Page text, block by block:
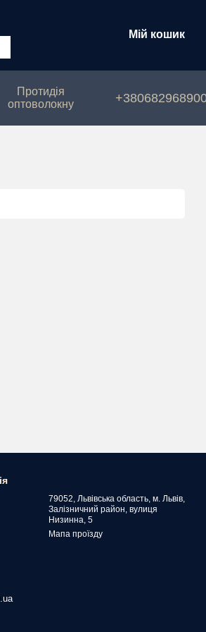
Мій кошик
Протидія
оптоволокну
79052, Львівська область, м. Львів,
Залізничний район, вулиця
Низинна, 5
Мапа проїзду